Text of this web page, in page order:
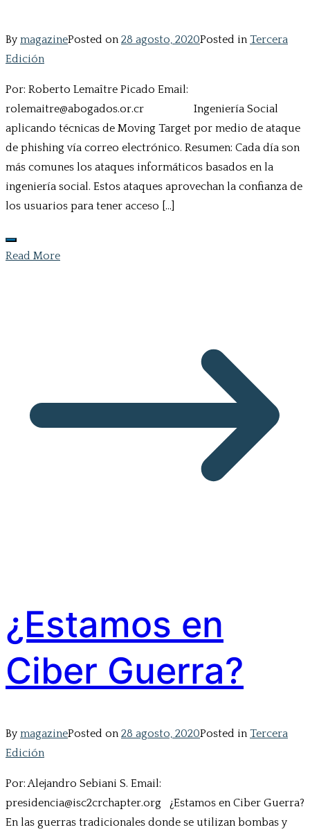
By magazinePosted on 28 agosto, 2020Posted in Tercera
Edición
Por: Roberto Lemaître Picado Email:
rolemaitre@abogados.or.cr Ingeniería Social
aplicando técnicas de Moving Target por medio de ataque
de phishing vía correo electrónico. Resumen: Cada día son
más comunes los ataques informáticos basados en la
ingeniería social. Estos ataques aprovechan la confianza de
los usuarios para tener acceso […]
Read More
¿Estamos en
Ciber Guerra?
By magazinePosted on 28 agosto, 2020Posted in Tercera
Edición
Por: Alejandro Sebiani S. Email:
presidencia@isc2crchapter.org ¿Estamos en Ciber Guerra?
En las guerras tradicionales donde se utilizan bombas y